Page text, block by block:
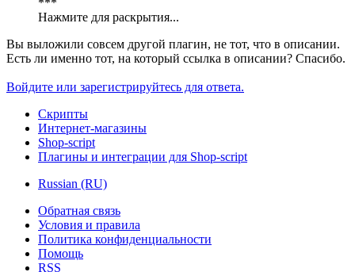
***
Нажмите для раскрытия...
Вы выложили совсем другой плагин, не тот, что в описании.
Есть ли именно тот, на который ссылка в описании? Спасибо.
Войдите или зарегистрируйтесь для ответа.
Скрипты
Интернет-магазины
Shop-script
Плагины и интеграции для Shop-script
Russian (RU)
Обратная связь
Условия и правила
Политика конфиденциальности
Помощь
RSS